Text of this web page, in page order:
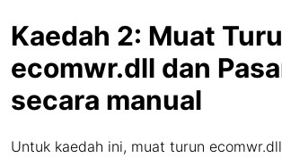
Kaedah 2: Muat
ecomwr.dll dan
secara manual
Untuk kaedah ini, muat turun